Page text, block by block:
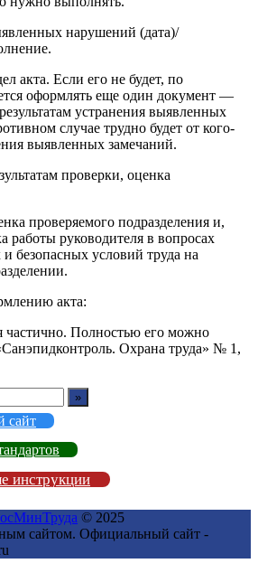
нарушений (дата)/
акта. Если его не будет, по
оформлять еще один документ —
устранения выявленных
случае трудно будет от кого-
выявленных замечаний.
проверки, оценка
проверяемого подразделения и,
работы руководителя в вопросах
безопасных условий труда на
акта:
частично. Полностью его можно
Охрана труда» № 1,
сайт
инструкции
© 2025
сайтом. Официальный сайт -